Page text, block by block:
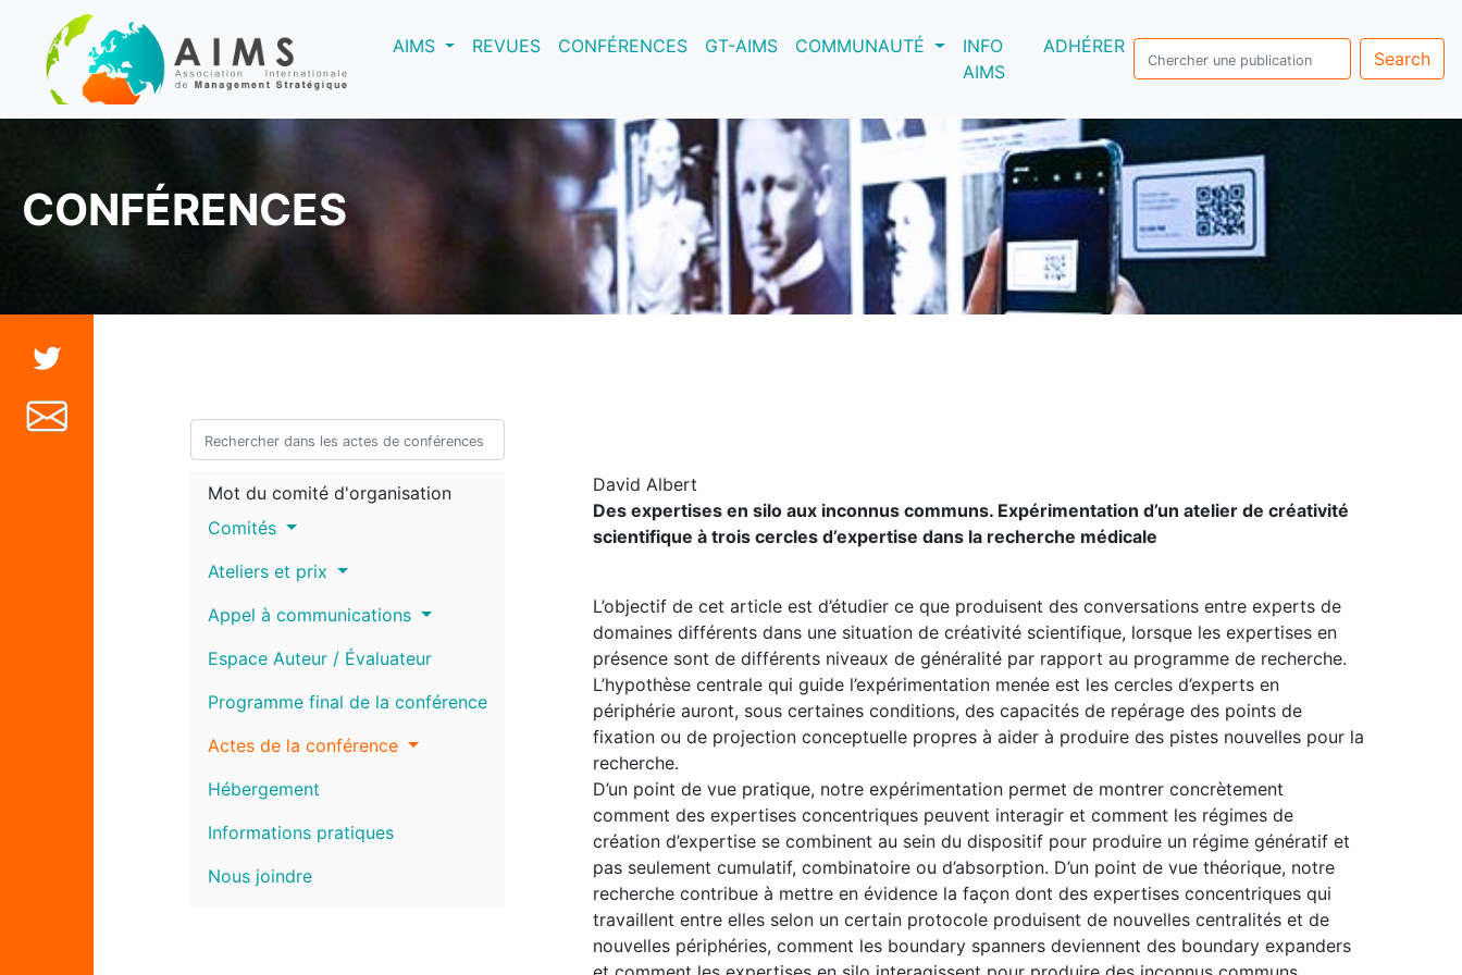
AIMS(current)REVUES CONFÉRENCES GT-AIMS COMMUNAUTÉ
INFO
AIMS
ADHÉRER
Search
CONFÉRENCES
Mot du comité d'organisation
Comités
Ateliers et prix
Appel à communications
Espace Auteur / Évaluateur
Programme final de la conférence
Actes de la conférence
Hébergement
Informations pratiques
Nous joindre
David Albert
Des expertises en silo aux inconnus communs. Expérimentation d’un atelier de créativité
scientifique à trois cercles d’expertise dans la recherche médicale
L’objectif de cet article est d’étudier ce que produisent des conversations entre experts de
domaines différents dans une situation de créativité scientifique, lorsque les expertises en
présence sont de différents niveaux de généralité par rapport au programme de recherche.
L’hypothèse centrale qui guide l’expérimentation menée est les cercles d’experts en
périphérie auront, sous certaines conditions, des capacités de repérage des points de
fixation ou de projection conceptuelle propres à aider à produire des pistes nouvelles pour la
recherche.
D’un point de vue pratique, notre expérimentation permet de montrer concrètement
comment des expertises concentriques peuvent interagir et comment les régimes de
création d’expertise se combinent au sein du dispositif pour produire un régime génératif et
pas seulement cumulatif, combinatoire ou d’absorption. D’un point de vue théorique, notre
recherche contribue à mettre en évidence la façon dont des expertises concentriques qui
travaillent entre elles selon un certain protocole produisent de nouvelles centralités et de
nouvelles périphéries, comment les boundary spanners deviennent des boundary expanders